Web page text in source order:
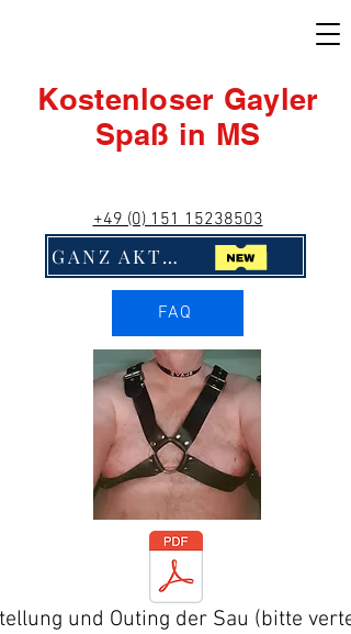
Kostenloser Gayler
Spaß in MS
+49 (0) 151 15238503
GANZ AKTUELL! Klick Mich!!
FAQ
und Outing der Sau (bitte